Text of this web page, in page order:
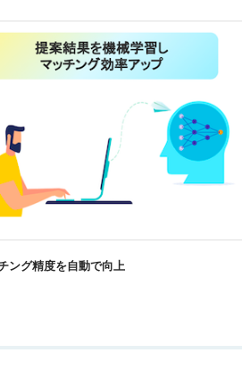
ング精度を自動で向上